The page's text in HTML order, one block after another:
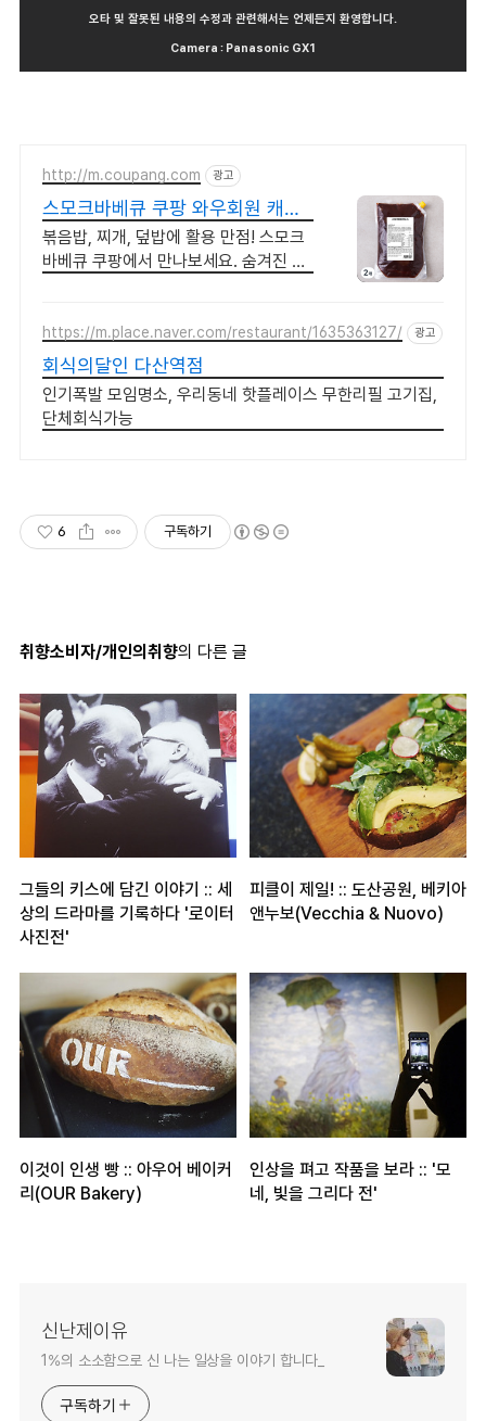
오타 및 잘못된 내용의 수정과 관련해서는 언제든지 환영합니다.
Camera : Panasonic GX1
http://m.coupang.com 광고
스모크바베큐 쿠팡 와우회원 캐시
적립
볶음밥, 찌개, 덮밥에 활용 만점! 스모크
바베큐 쿠팡에서 만나보세요. 숨겨진 요
https://m.place.naver.com/restaurant/1635363127/ 광고
회식의달인 다산역점
인기폭발 모임명소, 우리동네 핫플레이스 무한리필 고기집,
단체회식가능
6 구독하기
취향소비자/개인의취향의 다른 글
그들의 키스에 담긴 이야기 :: 세
상의 드라마를 기록하다 '로이터
사진전'
피클이 제일! :: 도산공원, 베키아
앤누보(Vecchia & Nuovo)
이것이 인생 빵 :: 아우어 베이커
리(OUR Bakery)
인상을 펴고 작품을 보라 :: '모
네, 빛을 그리다 전'
신난제이유
1%의 소소함으로 신 나는 일상을 이야기 합니다_
구독하기